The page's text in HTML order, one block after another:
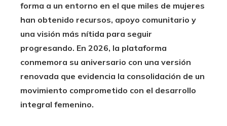
forma a un entorno en el que miles de mujeres
han obtenido recursos, apoyo comunitario y
una visión más nítida para seguir
progresando. En 2026, la plataforma
conmemora su aniversario con una versión
renovada que evidencia la consolidación de un
movimiento comprometido con el desarrollo
integral femenino.